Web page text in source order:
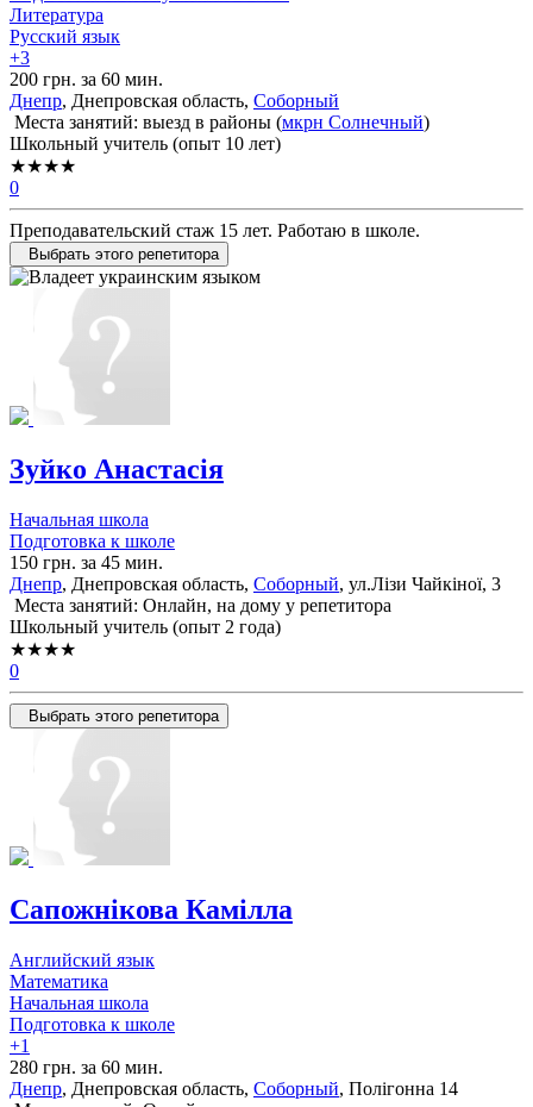
Литература
Русский язык
+3
200 грн. за 60 мин.
Днепр, Днепровская область, Соборный
Места занятий: выезд в районы (мкрн Солнечный)
Школьный учитель (опыт 10 лет)
★★★★
0
Преподавательский стаж 15 лет. Работаю в школе.
Выбрать этого репетитора
Зуйко Анастасія
Начальная школа
Подготовка к школе
150 грн. за 45 мин.
Днепр, Днепровская область, Соборный, ул.Лізи Чайкіної, 3
Места занятий: Онлайн, на дому у репетитора
Школьный учитель (опыт 2 года)
★★★★
0
Выбрать этого репетитора
Сапожнікова Камілла
Английский язык
Математика
Начальная школа
Подготовка к школе
+1
280 грн. за 60 мин.
Днепр, Днепровская область, Соборный, Полігонна 14